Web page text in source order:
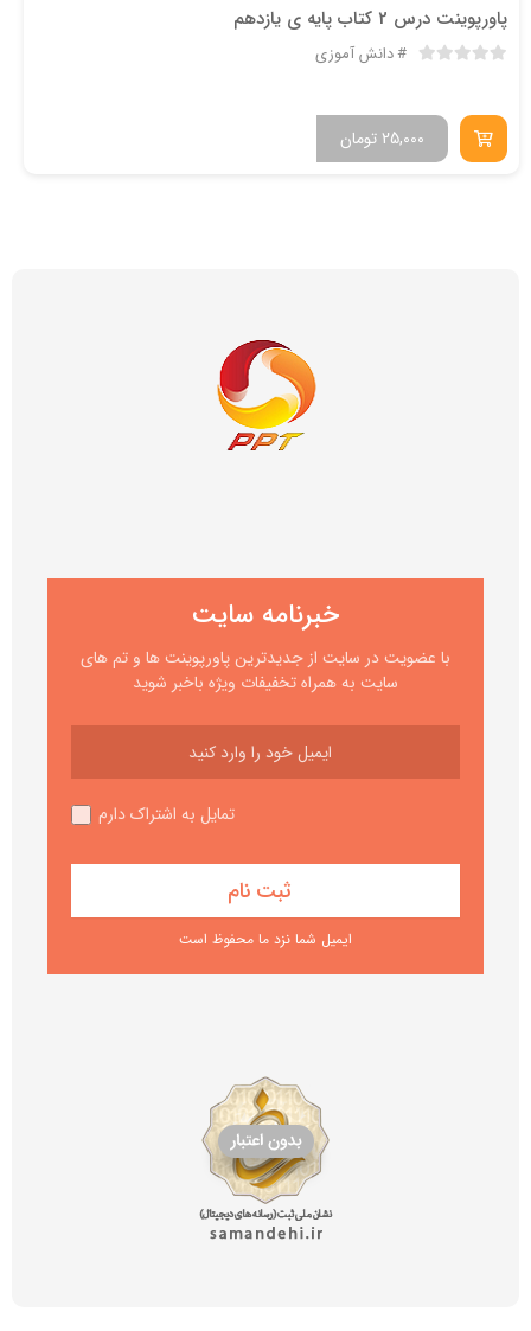
پاورپوینت درس 2 کتاب پایه ی یازدهم
دانش آموزی
تومان 25,000
خبرنامه سایت
با عضویت در سایت از جدیدترین پاورپوینت ها و تم های
سایت به همراه تخفیفات ویژه باخبر شوید
تمایل به اشتراک دارم
ایمیل شما نزد ما محفوظ است